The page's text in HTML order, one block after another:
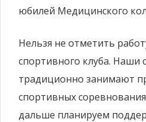
юбилей Медицинского
Нельзя не отметить
спортивного клуба. Наши
традиционно занимают
спортивных
дальше планируем